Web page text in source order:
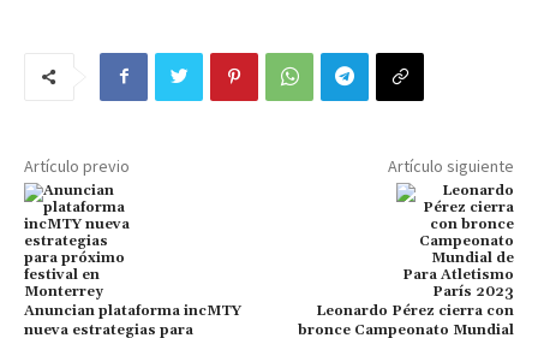
Artículo previo
Anuncian plataforma incMTY
nueva estrategias para
Artículo siguiente
Leonardo Pérez cierra con
bronce Campeonato Mundial